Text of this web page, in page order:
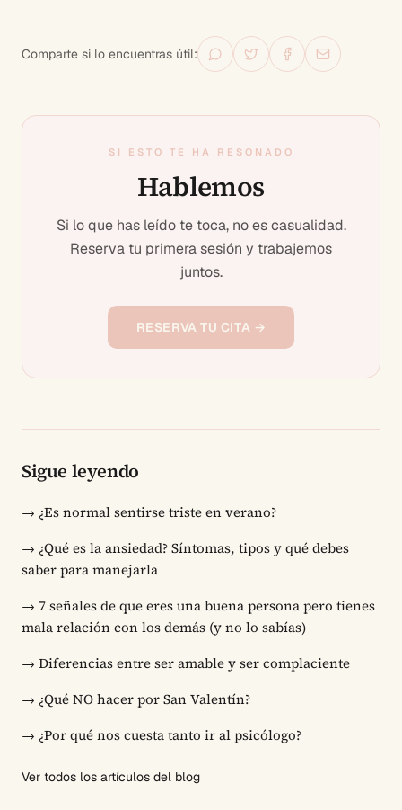
Comparte si lo encuentras útil:
SI ESTO TE HA RESONADO
Hablemos
Si lo que has leído te toca, no es casualidad.
Reserva tu primera sesión y trabajemos
juntos.
RESERVA TU CITA →
Sigue leyendo
→ ¿Es normal sentirse triste en verano?
→ ¿Qué es la ansiedad? Síntomas, tipos y qué debes
saber para manejarla
→ 7 señales de que eres una buena persona pero tienes
mala relación con los demás (y no lo sabías)
→ Diferencias entre ser amable y ser complaciente
→ ¿Qué NO hacer por San Valentín?
→ ¿Por qué nos cuesta tanto ir al psicólogo?
Ver todos los artículos del blog